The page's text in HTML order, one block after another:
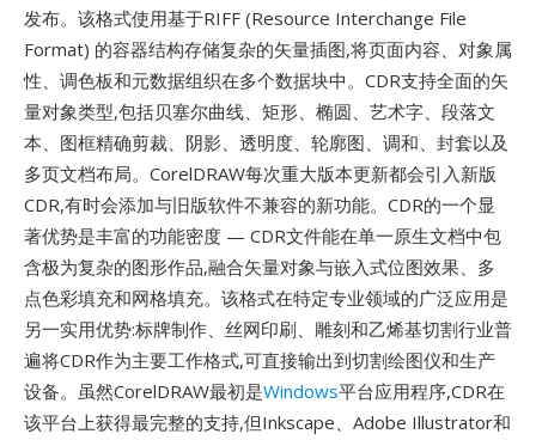
发布。该格式使用基于RIFF (Resource Interchange File
Format) 的容器结构存储复杂的矢量插图,将页面内容、对象属
性、调色板和元数据组织在多个数据块中。CDR支持全面的矢
量对象类型,包括贝塞尔曲线、矩形、椭圆、艺术字、段落文
本、图框精确剪裁、阴影、透明度、轮廓图、调和、封套以及
多页文档布局。CorelDRAW每次重大版本更新都会引入新版
CDR,有时会添加与旧版软件不兼容的新功能。CDR的一个显
著优势是丰富的功能密度 — CDR文件能在单一原生文档中包
含极为复杂的图形作品,融合矢量对象与嵌入式位图效果、多
点色彩填充和网格填充。该格式在特定专业领域的广泛应用是
另一实用优势:标牌制作、丝网印刷、雕刻和乙烯基切割行业普
遍将CDR作为主要工作格式,可直接输出到切割绘图仪和生产
设备。虽然CorelDRAW最初是Windows平台应用程序,CDR在
该平台上获得最完整的支持,但Inkscape、Adobe Illustrator和